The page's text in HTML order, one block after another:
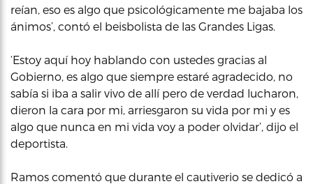
reían, eso es algo que psicológicamente me bajaba los
ánimos’, contó el beisbolista de las Grandes Ligas.
‘Estoy aquí hoy hablando con ustedes gracias al
Gobierno, es algo que siempre estaré agradecido, no
sabía si iba a salir vivo de allí pero de verdad lucharon,
dieron la cara por mi, arriesgaron su vida por mi y es
algo que nunca en mi vida voy a poder olvidar’, dijo el
deportista.
Ramos comentó que durante el cautiverio se dedicó a